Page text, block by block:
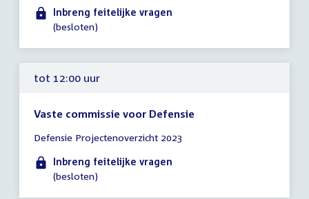
12:00
uur
Inbreng feitelijke vragen
(besloten)
tot 12:00 uur
Vaste commissie voor Defensie
vergadering
tot
12:00
Defensie Projectenoverzicht 2023
Inbreng feitelijke vragen
(besloten)